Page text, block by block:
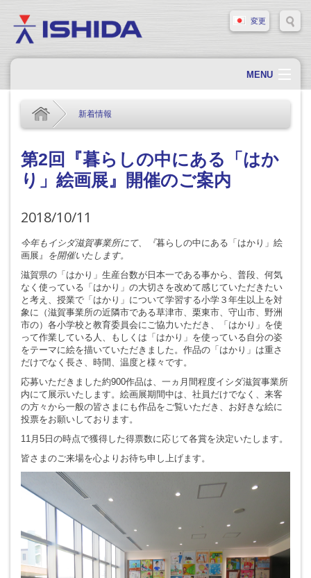
変更
MENU
会社概要
会社情報
製品情報
新着情報
採用情報
お問い合わせ
新着情報
第2回『暮らしの中にある「はか
り」絵画展』開催のご案内
2018/10/11
今年もイシダ滋賀事業所にて、『暮らしの中にある「はかり」絵
画展』
を開催いたします。
滋賀県の「はかり」生産台数が日本一である事から、普段、何気
なく使っている「はかり」の大切さを改めて感じていただきたい
と考え、授業で「はかり」について学習する小学３年生以上を対
象に（滋賀事業所の近隣市である草津市、栗東市、守山市、野洲
市の）各小学校と教育委員会にご協力いただき、「はかり」を使
って作業している人、もしくは「はかり」を使っている自分の姿
をテーマに絵を描いていただきました。作品の「はかり」は重さ
だけでなく長さ、時間、温度と様々です。
応募いただきました約900作品は、一ヵ月間程度イシダ滋賀事業所
内にて展示いたします。絵画展期間中は、社員だけでなく、来客
の方々から一般の皆さまにも作品をご覧いただき、お好きな絵に
投票をお願いしております。
11月5日の時点で獲得した得票数に応じて各賞を決定いたします。
皆さまのご来場を心よりお待ち申し上げます。